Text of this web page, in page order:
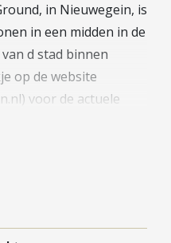
in Nieuwegein, is
in een midden in de
d stad binnen
op de website
voor de actuele
over de
binnen in de open